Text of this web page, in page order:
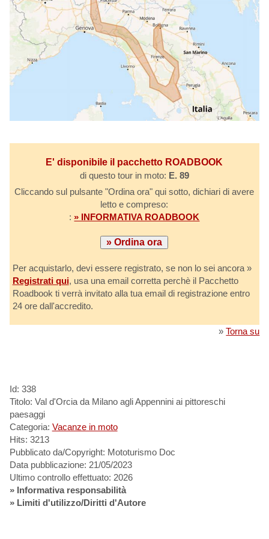
E' disponibile il pacchetto ROADBOOK
di questo tour in moto: E. 89
Cliccando sul pulsante "Ordina ora" qui sotto, dichiari di avere
letto e compreso:
:» INFORMATIVA ROADBOOK
Per acquistarlo, devi essere registrato, se non lo sei ancora »
Registrati qui, usa una email corretta perchè il Pacchetto
Roadbook ti verrà invitato alla tua email di registrazione entro
24 ore dall'accredito.
»Torna su
Id: 338
Titolo: Val d'Orcia da Milano agli Appennini ai pittoreschi
paesaggi
Categoria: Vacanze in moto
Hits: 3213
Pubblicato da/Copyright: Mototurismo Doc
Data pubblicazione: 21/05/2023
Ultimo controllo effettuato: 2026
» Informativa responsabilità
» Limiti d'utilizzo/Diritti d'Autore